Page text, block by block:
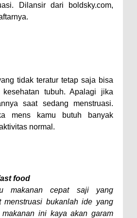
Dilansir dari boldsky.com,
tidak teratur tetap saja bisa
kesehatan tubuh. Apalagi jika
saat sedang menstruasi.
mens kamu butuh banyak
normal.
food
makanan cepat saji yang
menstruasi bukanlah ide yang
ini kaya akan garam